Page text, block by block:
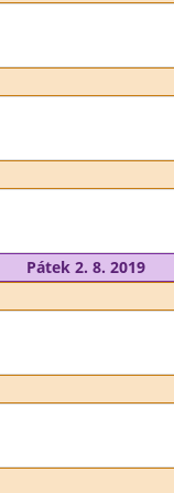
Pátek 2. 8. 2019